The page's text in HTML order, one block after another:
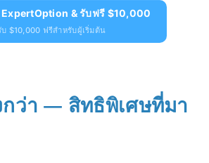
ExpertOption & รับฟรี $10,000
บ $10,000 ฟรีสำหรับผู้เริ่มต้น
ว่า — สิทธิพิเศษที่มา